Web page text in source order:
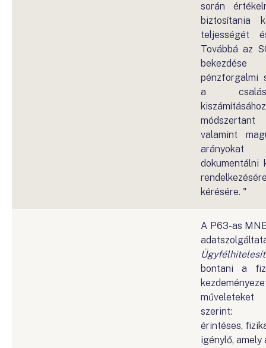
során
biztosítania
teljességét
Továbbá az
pénzforgalmi
a
módszertant
valamint
arányokat
kérésére. "
A P63-as
bontani a
szerint:
érintéses,
igénylő, amely